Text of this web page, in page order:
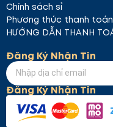
Chính sách sỉ
Phương thức thanh toán
HƯỚNG DẪN THANH
Đăng Ký Nhận Tin
Đăng Ký Nhận Tin